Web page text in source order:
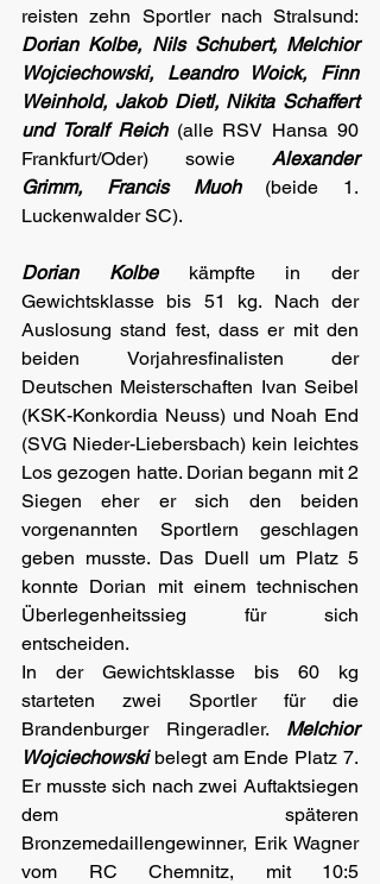
Dorian Kolbe, Nils Schubert, Melchior
Wojciechowski, Leandro Woick, Finn
Weinhold, Jakob Dietl, Nikita Schaffert
und Toralf Reich (alle RSV Hansa 90
Frankfurt/Oder) sowie Alexander
Grimm, Francis Muoh (beide 1.
Luckenwalder SC).
Dorian Kolbe kämpfte in der
Gewichtsklasse bis 51 kg. Nach der
Auslosung stand fest, dass er mit den
beiden Vorjahresfinalisten der
Deutschen Meisterschaften Ivan Seibel
(KSK-Konkordia Neuss) und Noah End
(SVG Nieder-Liebersbach) kein leichtes
Los gezogen hatte. Dorian begann mit 2
Siegen eher er sich den beiden
vorgenannten Sportlern geschlagen
geben musste. Das Duell um Platz 5
konnte Dorian mit einem technischen
Überlegenheitssieg für sich
entscheiden.
In der Gewichtsklasse bis 60 kg
starteten zwei Sportler für die
Brandenburger Ringeradler. Melchior
Wojciechowski belegt am Ende Platz 7.
Er musste sich nach zwei Auftaktsiegen
dem späteren
Bronzemedaillengewinner, Erik Wagner
vom RC Chemnitz, mit 10:5